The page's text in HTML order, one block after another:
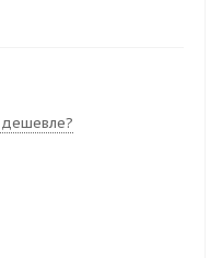
45 Вт·ч